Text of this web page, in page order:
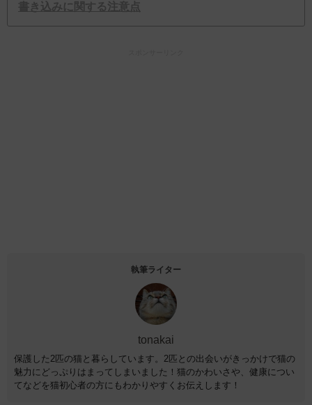
書き込みに関する注意点
執筆ライター
tonakai
保護した2匹の猫と暮らしています。2匹との出会いがきっかけで猫の
魅力にどっぷりはまってしまいました！猫のかわいさや、健康につい
てなどを猫初心者の方にもわかりやすくお伝えします！